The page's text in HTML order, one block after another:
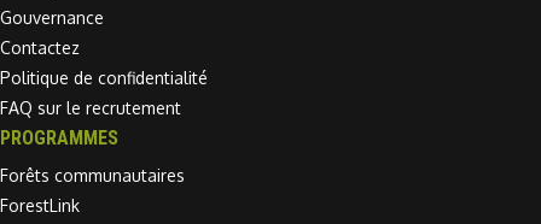
Gouvernance
Contactez
Politique de confidentialité
FAQ sur le recrutement
PROGRAMMES
Forêts communautaires
ForestLink